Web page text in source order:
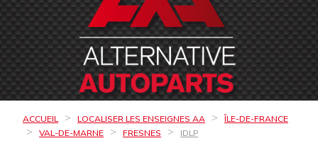
ACCUEIL LOCALISER LES ENSEIGNES AA
ÎLE-DE-FRANCE
VAL-DE-MARNE
FRESNES IDLP